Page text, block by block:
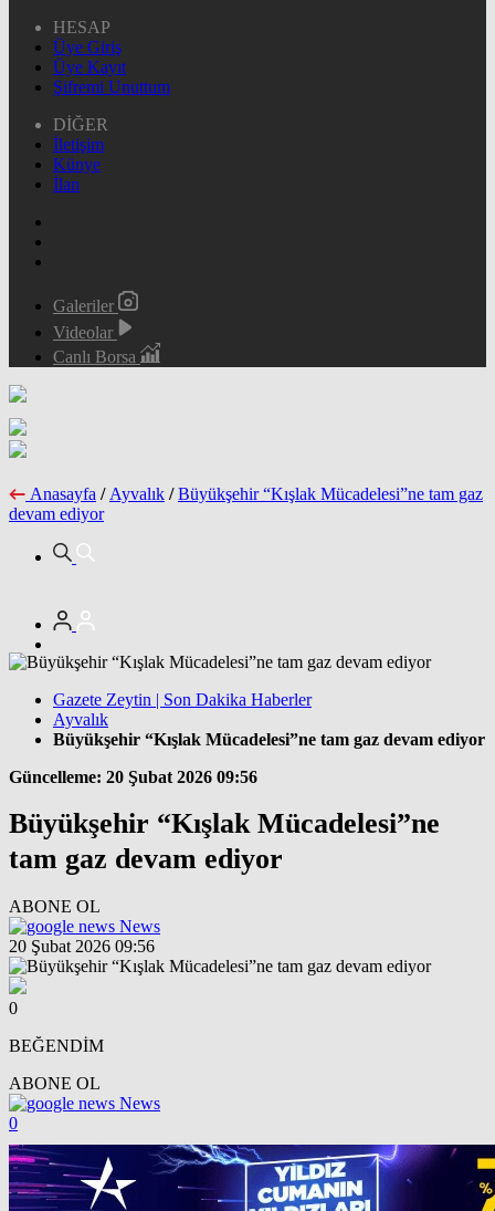
HESAP
Üye Giriş
Üye Kayıt
Şifremi Unuttum
DİĞER
İletişim
Künye
İlan
Galeriler
Videolar
Canlı Borsa
Anasayfa / Ayvalık / Büyükşehir “Kışlak Mücadelesi”ne tam gaz
devam ediyor
Gazete Zeytin | Son Dakika Haberler
Ayvalık
Büyükşehir “Kışlak Mücadelesi”ne tam gaz devam ediyor
Güncelleme: 20 Şubat 2026 09:56
Büyükşehir “Kışlak Mücadelesi”ne
tam gaz devam ediyor
ABONE OL
News
20 Şubat 2026 09:56
0
BEĞENDİM
ABONE OL
News
0